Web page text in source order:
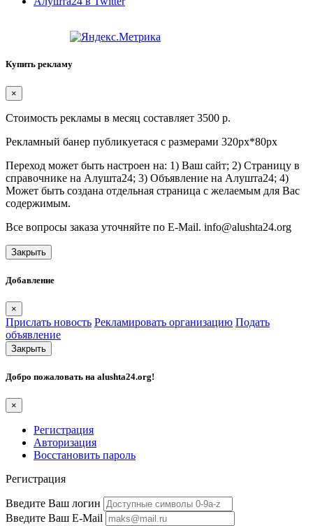
Купить рекламу
×
Стоимость рекламы в месяц составляет 3500 р.
Рекламный банер публикуетася с размерами 320px*80px
Переход может быть настроен на: 1) Ваш сайт; 2) Страницу в
справочнике на Алушта24; 3) Объявление на Алушта24; 4)
Может быть создана отдельная страница с желаемым для Вас
содержимым.
Все вопросы заказа уточняйте по E-Mail. info@alushta24.org
Закрыть
Добавление
×
Прислать новость Рекламировать организацию Подать
объявление
Закрыть
Добро пожаловать на alushta24.org!
×
Регистрация
Авторизация
Восстановить пароль
Регистрация
Введите Ваш логин
Введите Ваш E-Mail